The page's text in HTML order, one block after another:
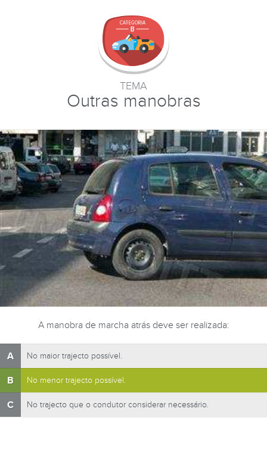
TEMA
Outras manobras
A manobra de marcha atrás deve ser realizada:
A No maior trajecto possível.
B No menor trajecto possível.
C No trajecto que o condutor considerar necessário.